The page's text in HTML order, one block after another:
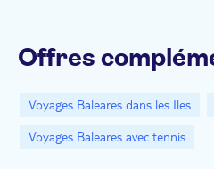
Offres
Voyages Baleares dans les Iles
Voyages Baleares avec tennis